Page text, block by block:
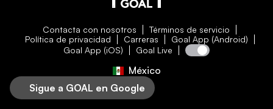
Contacta con nosotros
Términos de servicio
Política de privacidad
Carreras
Goal App (Android)
Goal App (iOS)
Goal Live
México
Sigue a GOAL en Google